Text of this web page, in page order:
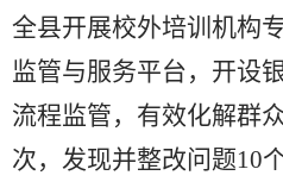
全县开展校外培训机构
监管与服务平台，开设
流程监管，有效化解群
次，发现并整改问题10